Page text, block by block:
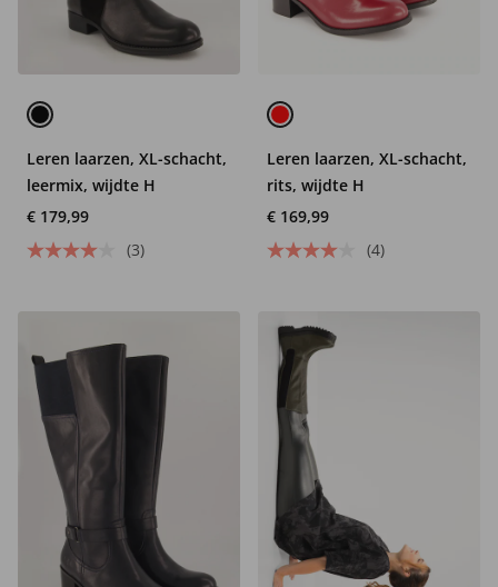
Leren laarzen, XL-schacht,
leermix, wijdte H
€ 179,99
(3)
Leren laarzen, XL-schacht,
rits, wijdte H
€ 169,99
(4)